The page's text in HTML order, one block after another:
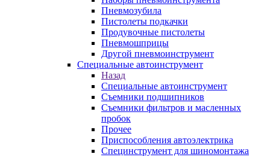
Пневмозубила
Пистолеты подкачки
Продувочные пистолеты
Пневмошприцы
Другой пневмоинструмент
Специальные автоинструмент
Назад
Специальные автоинструмент
Съемники подшипников
Съемники фильтров и масленных
пробок
Прочее
Приспособления автоэлектрика
Специнструмент для шиномонтажа